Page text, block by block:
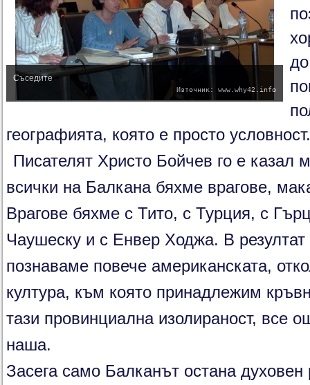
Съседите
Източник: www.why42.info
географията, която е просто
Писателят Христо Бойчев го е казал
всички на Балкана бяхме врагове,
Врагове бяхме с Тито, с Турция, с
Чаушеску и с Енвер Ходжа. В
познаваме повече американската,
култура, към която принадлежим
тази провинциална изолираност, все
наша.
Засега само Балканът остана духовен